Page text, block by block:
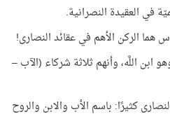
في العقيدة النصرانية.
هما الركن الأهم في عقائد النصارى!
ابن اللَّه، وأنهم ثلاثة شركاء (الآب –
كثيرًا: باسم الأب والابن والروح